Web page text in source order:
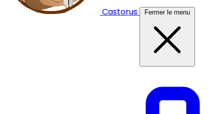
Castorus Fermer le menu